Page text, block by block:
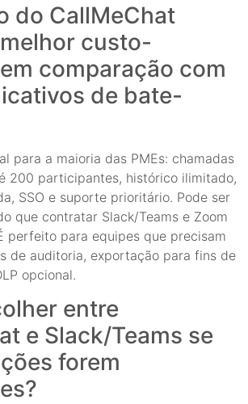
do CallMeChat
custo-
comparação com
de bate-
para a maioria das PMEs: chamadas
200 participantes, histórico ilimitado,
SSO e suporte prioritário. Pode ser
que contratar Slack/Teams e Zoom
perfeito para equipes que precisam
de auditoria, exportação para fins de
opcional.
entre
e Slack/Teams se
forem